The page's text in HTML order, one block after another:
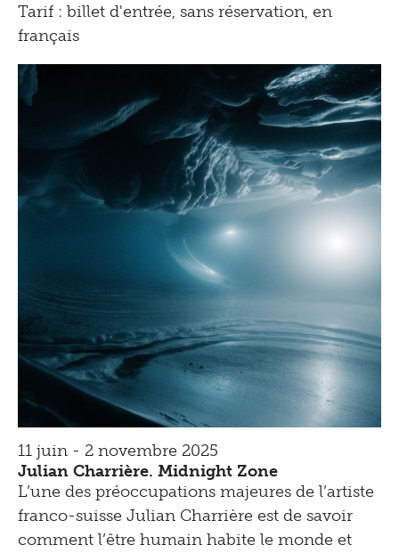
Tarif : billet d'entrée, sans réservation, en
français
11 juin - 2 novembre 2025
Julian Charrière. Midnight Zone
L’une des préoccupations majeures de l’artiste
franco-suisse Julian Charrière est de savoir
comment l’être humain habite le monde et